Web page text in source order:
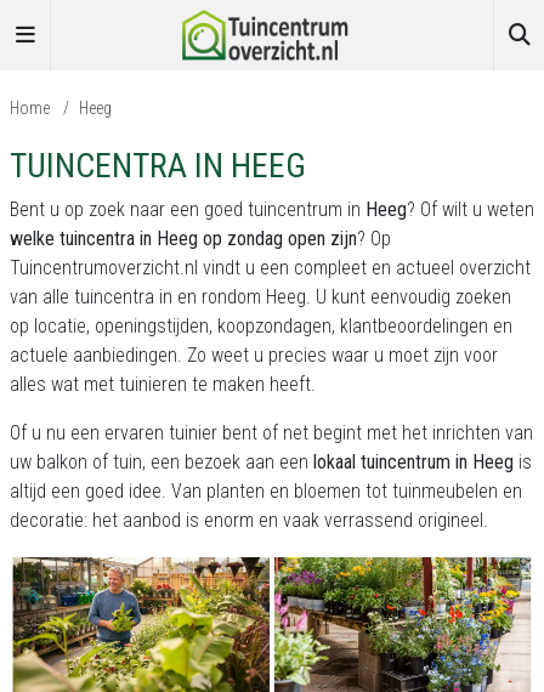
Home / Heeg
TUINCENTRA IN HEEG
Bent u op zoek naar een goed tuincentrum in Heeg? Of wilt u weten
welke tuincentra in Heeg op zondag open zijn? Op
Tuincentrumoverzicht.nl vindt u een compleet en actueel overzicht
van alle tuincentra in en rondom Heeg. U kunt eenvoudig zoeken
op locatie, openingstijden, koopzondagen, klantbeoordelingen en
actuele aanbiedingen. Zo weet u precies waar u moet zijn voor
alles wat met tuinieren te maken heeft.
Of u nu een ervaren tuinier bent of net begint met het inrichten van
uw balkon of tuin, een bezoek aan een lokaal tuincentrum in Heeg is
altijd een goed idee. Van planten en bloemen tot tuinmeubelen en
decoratie: het aanbod is enorm en vaak verrassend origineel.